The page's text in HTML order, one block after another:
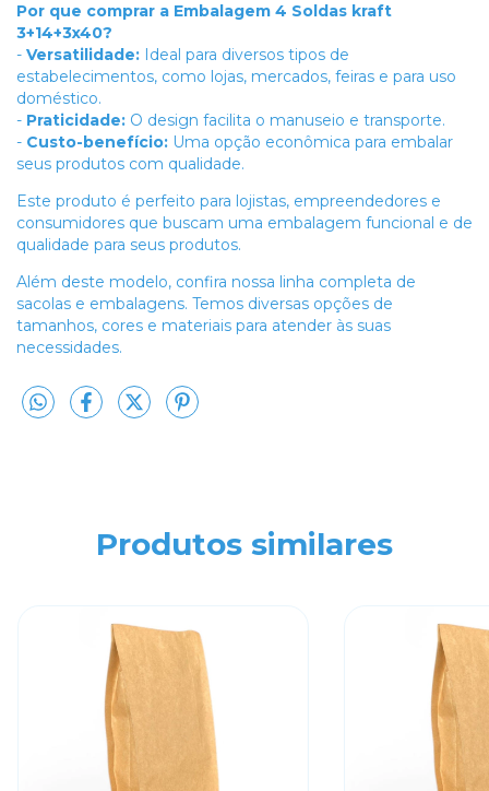
Por que comprar a Embalagem 4 Soldas kraft
3+14+3x40?
- Versatilidade: Ideal para diversos tipos de
estabelecimentos, como lojas, mercados, feiras e para uso
doméstico.
- Praticidade: O design facilita o manuseio e transporte.
- Custo-benefício: Uma opção econômica para embalar
seus produtos com qualidade.
Este produto é perfeito para lojistas, empreendedores e
consumidores que buscam uma embalagem funcional e de
qualidade para seus produtos.
Além deste modelo, confira nossa linha completa de
sacolas e embalagens. Temos diversas opções de
tamanhos, cores e materiais para atender às suas
necessidades.
Produtos similares